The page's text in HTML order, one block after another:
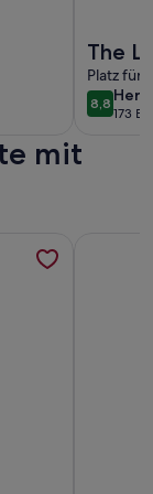
The
Platz für
8,88,8 von
173
(173
mit